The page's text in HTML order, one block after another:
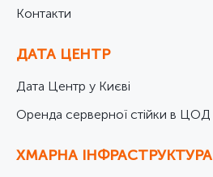
Контакти
ДАТА ЦЕНТР
Дата Центр у Києві
Оренда серверної стійки в ЦОД
ХМАРНА ІНФРАСТРУКТУРА